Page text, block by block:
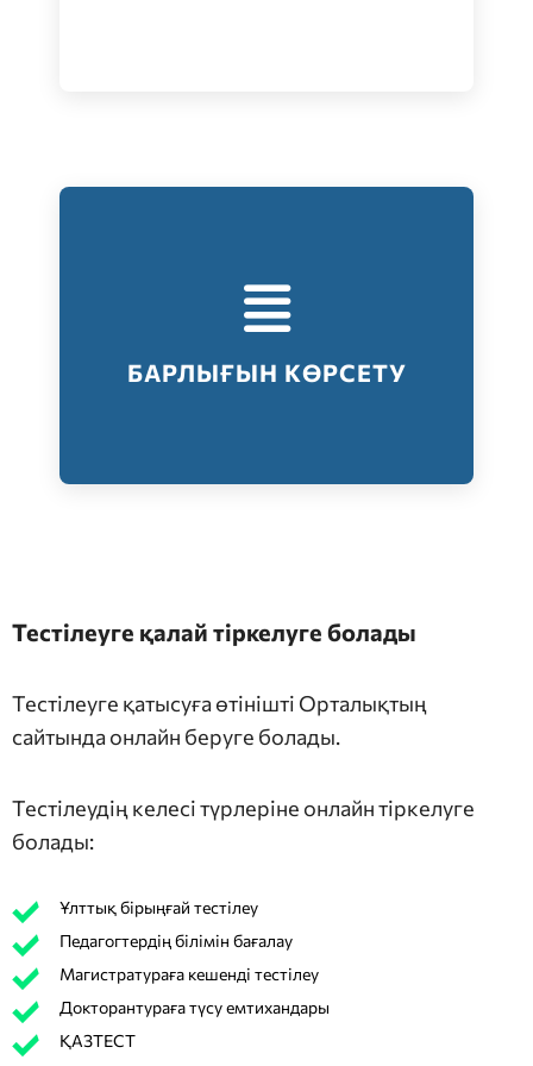
БАРЛЫҒЫН КӨРСЕТУ
Тестілеудің барлық түрлері
Барлығын көрсету
Тестілеуге қалай тіркелуге болады
Тестілеуге қатысуға өтінішті Орталықтың
сайтында онлайн беруге болады.
Тестілеудің келесі түрлеріне онлайн тіркелуге
болады:
Ұлттық бірыңғай тестілеу
Педагогтердің білімін бағалау
Магистратураға кешенді тестілеу
Докторантураға түсу емтихандары
ҚАЗТЕСТ